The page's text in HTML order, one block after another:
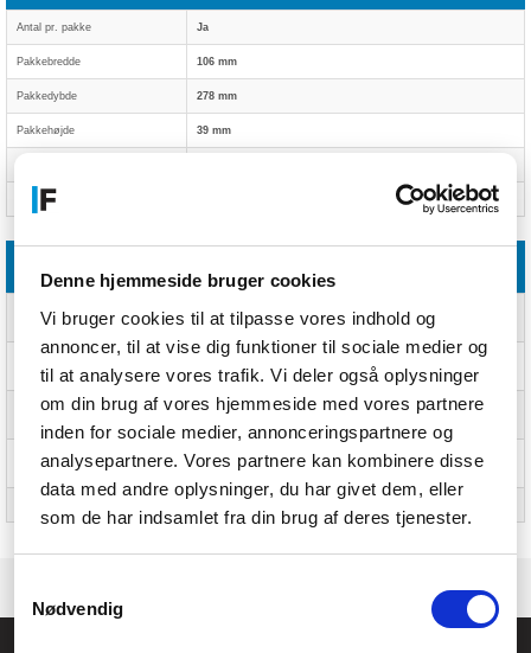
Denne hjemmeside bruger cookies
Vi bruger cookies til at tilpasse vores indhold og
annoncer, til at vise dig funktioner til sociale medier og
til at analysere vores trafik. Vi deler også oplysninger
om din brug af vores hjemmeside med vores partnere
inden for sociale medier, annonceringspartnere og
analysepartnere. Vores partnere kan kombinere disse
data med andre oplysninger, du har givet dem, eller
som de har indsamlet fra din brug af deres tjenester.
Nødvendig
Antal pr. pakke Ja
Pakkebredde 106 mm
Pakkedybde 278 mm
Pakkehøjde 39 mm
Pakketype
Logistik data
Produkter pr. hovedkasse
(udvendigt)
32 stk
Hovedkassens bruttovægt
(udvendigt)
12,9 kg
Hovedkassens længde
453 mm
Hovedkassens bredde
(udvendigt)
298 mm